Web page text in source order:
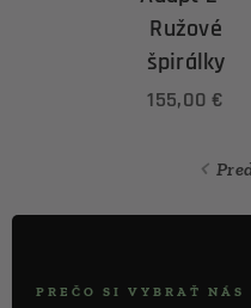
Ružové
špirálky
155,00 €
PREČO SI VYBRAŤ NÁS